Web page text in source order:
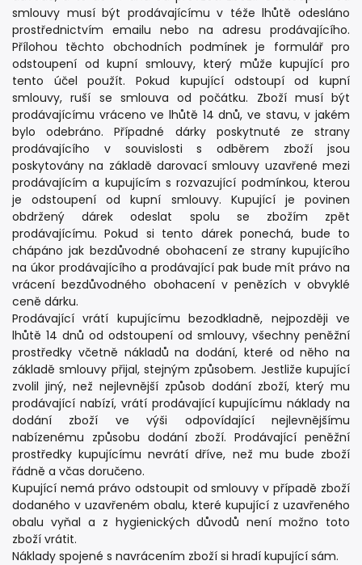
smlouvy musí být prodávajícímu v téže lhůtě odesláno
prostřednictvím emailu nebo na adresu prodávajícího.
Přílohou těchto obchodních podmínek je formulář pro
odstoupení od kupní smlouvy, který může kupující pro
tento účel použít. Pokud kupující odstoupí od kupní
smlouvy, ruší se smlouva od počátku. Zboží musí být
prodávajícímu vráceno ve lhůtě 14 dnů, ve stavu, v jakém
bylo odebráno. Případné dárky poskytnuté ze strany
prodávajícího v souvislosti s odběrem zboží jsou
poskytovány na základě darovací smlouvy uzavřené mezi
prodávajícím a kupujícím s rozvazující podmínkou, kterou
je odstoupení od kupní smlouvy. Kupující je povinen
obdržený dárek odeslat spolu se zbožím zpět
prodávajícímu. Pokud si tento dárek ponechá, bude to
chápáno jak bezdůvodné obohacení ze strany kupujícího
na úkor prodávajícího a prodávající pak bude mít právo na
vrácení bezdůvodného obohacení v penězích v obvyklé
ceně dárku.
Prodávající vrátí kupujícímu bezodkladně, nejpozději ve
lhůtě 14 dnů od odstoupení od smlouvy, všechny peněžní
prostředky včetně nákladů na dodání, které od něho na
základě smlouvy přijal, stejným způsobem. Jestliže kupující
zvolil jiný, než nejlevnější způsob dodání zboží, který mu
prodávající nabízí, vrátí prodávající kupujícímu náklady na
dodání zboží ve výši odpovídající nejlevnějšímu
nabízenému způsobu dodání zboží. Prodávající peněžní
prostředky kupujícímu nevrátí dříve, než mu bude zboží
řádně a včas doručeno.
Kupující nemá právo odstoupit od smlouvy v případě zboží
dodaného v uzavřeném obalu, které kupující z uzavřeného
obalu vyňal a z hygienických důvodů není možno toto
zboží vrátit.
Náklady spojené s navrácením zboží si hradí kupující sám.